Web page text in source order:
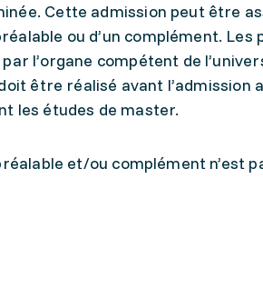
Cette admission peut être
ou d’un complément. Les
l’organe compétent de
être réalisé avant l’admission
les études de master.
et/ou complément n’est